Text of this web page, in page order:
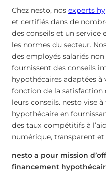
Chez nesto, nos experts
et certifiés dans de
des conseils et un service
les normes du secteur.
des employés salariés
fournissent des conseils
hypothécaires adaptées à
fonction de la satisfaction
leurs conseils. nesto vise
hypothécaire en
des taux compétitifs à
numérique, transparent
nesto a pour mission
financement